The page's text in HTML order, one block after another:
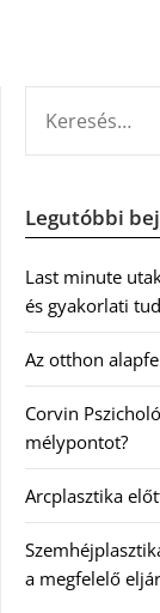
Legutóbbi
Last minute
és gyakorlati
Az otthon
Corvin
mélypontot?
Arcplasztika
a megfelelő